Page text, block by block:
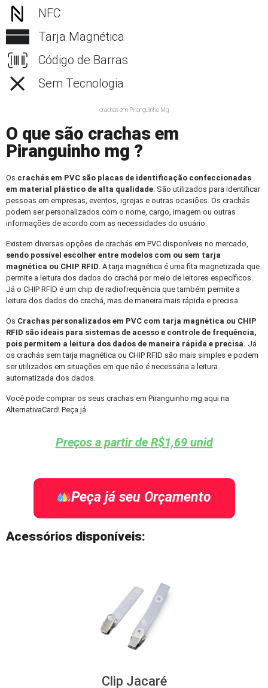
NFC
Tarja Magnética
Código de Barras
Sem Tecnologia
crachas em Piranguinho Mg
O que são crachas em
Piranguinho mg ?
Os crachás em PVC são placas de identificação confeccionadas
em material plástico de alta qualidade. São utilizados para identificar
pessoas em empresas, eventos, igrejas e outras ocasiões. Os crachás
podem ser personalizados com o nome, cargo, imagem ou outras
informações de acordo com as necessidades do usuário.
Existem diversas opções de crachás em PVC disponíveis no mercado,
sendo possível escolher entre modelos com ou sem tarja
magnética ou CHIP RFID. A tarja magnética é uma fita magnetizada que
permite a leitura dos dados do crachá por meio de leitores específicos.
Já o CHIP RFID é um chip de radiofrequência que também permite a
leitura dos dados do crachá, mas de maneira mais rápida e precisa.
Os Crachas personalizados em PVC com tarja magnética ou CHIP
RFID são ideais para sistemas de acesso e controle de frequência,
pois permitem a leitura dos dados de maneira rápida e precisa. Já
os crachás sem tarja magnética ou CHIP RFID são mais simples e podem
ser utilizados em situações em que não é necessária a leitura
automatizada dos dados.
Você pode comprar os seus crachas em Piranguinho mg aqui na
AlternativaCard! Peça já
Preços a partir de R$1,69 unid
Peça já seu Orçamento
Acessórios disponíveis:
Clip Jacaré